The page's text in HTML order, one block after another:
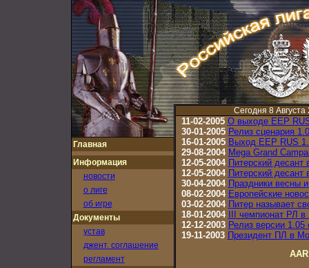
Главная
Информация
новости
о лиге
об игре
Документы
устав
джент. соглашение
регламент
Сегодня 8 Августа
11-02-2005 О выходе EEP
30-01-2005 Релиз сценария
16-01-2005 Выход EEP RUS
29-08-2004 Mega Grand
12-05-2004 Питерский десант
12-05-2004 Питерский десант
30-04-2004 Праздники весны
08-02-2004 Европейские
03-02-2004 Питер называет
18-01-2004
III чемпионат РЛ
12-12-2003 Релиз версии 1.05
19-11-2003 Президент ПЛ в
AAR